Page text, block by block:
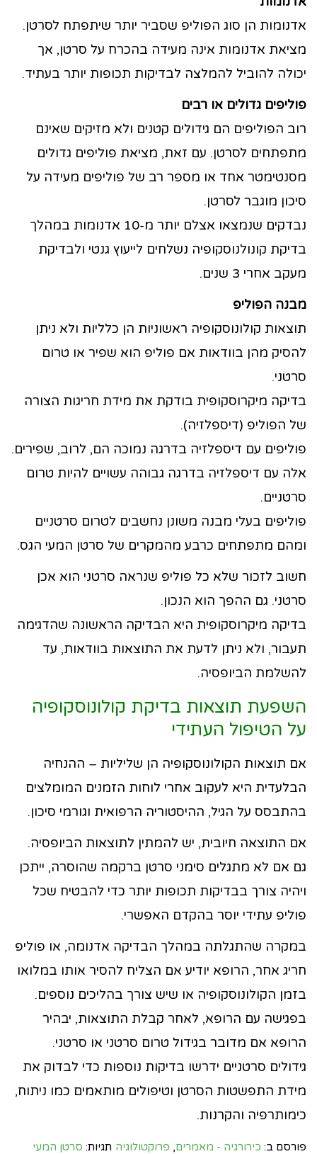
אדנומות הן סוג הפוליפ שסביר יותר שיתפתח לסרטן.
מציאת אדנומות אינה מעידה בהכרח על סרטן, אך
יכולה להוביל להמלצה לבדיקות תכופות יותר בעתיד.
פוליפים גדולים או רבים
רוב הפוליפים הם גידולים קטנים ולא מזיקים שאינם
מתפתחים לסרטן. עם זאת, מציאת פוליפים גדולים
מסנטימטר אחד או מספר רב של פוליפים מעידה על
סיכון מוגבר לסרטן.
נבדקים שנמצאו אצלם יותר מ-10 אדנומות במהלך
בדיקת קונולנוסקופיה נשלחים לייעוץ גנטי ולבדיקת
מעקב אחרי 3 שנים.
מבנה הפוליפ
תוצאות קולונוסקופיה ראשוניות הן כלליות ולא ניתן
להסיק מהן בוודאות אם פוליפ הוא שפיר או טרום
סרטני.
בדיקה מיקרוסקופית בודקת את מידת חריגות הצורה
של הפוליפ (דיספלזיה).
פוליפים עם דיספלזיה בדרגה נמוכה הם, לרוב, שפירים.
אלה עם דיספלזיה בדרגה גבוהה עשויים להיות טרום
סרטניים.
פוליפים בעלי מבנה משונן נחשבים לטרום סרטניים
ומהם מתפתחים כרבע מהמקרים של סרטן המעי הגס.
חשוב לזכור שלא כל פוליפ שנראה סרטני הוא אכן
סרטני. גם ההפך הוא הנכון.
בדיקה מיקרוסקופית היא הבדיקה הראשונה שהדגימה
תעבור, ולא ניתן לדעת את התוצאות בוודאות, עד
להשלמת הביופסיה.
השפעת תוצאות בדיקת קולונוסקופיה
על הטיפול העתידי
אם תוצאות הקולונוסקופיה הן שליליות – ההנחיה
הבלעדית היא לעקוב אחרי לוחות הזמנים המומלצים
בהתבסס על הגיל, ההיסטוריה הרפואית וגורמי סיכון.
אם התוצאה חיובית, יש להמתין לתוצאות הביופסיה.
גם אם לא מתגלים סימני סרטן ברקמה שהוסרה, ייתכן
ויהיה צורך בבדיקות תכופות יותר כדי להבטיח שכל
פוליפ עתידי יוסר בהקדם האפשרי.
במקרה שהתגלתה במהלך הבדיקה אדנומה, או פוליפ
חריג אחר, הרופא יודיע אם הצליח להסיר אותו במלואו
בזמן הקולונוסקופיה או שיש צורך בהליכים נוספים.
בפגישה עם הרופא, לאחר קבלת התוצאות, יבהיר
הרופא אם מדובר בגידול טרום סרטני או סרטני.
גידולים סרטניים ידרשו בדיקות נוספות כדי לבדוק את
מידת התפשטות הסרטן וטיפולים מותאמים כמו ניתוח,
כימותרפיה והקרנות.
פורסם ב: כירורגיה - מאמרים, פרוקטולוגיה תגיות: סרטן המעי